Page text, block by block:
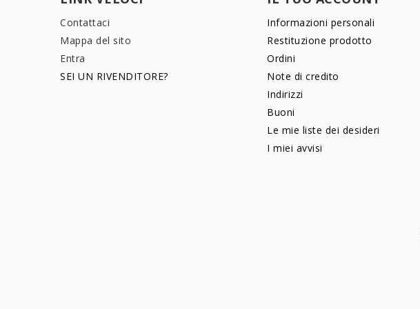
Contattaci
Mappa del sito
Entra
SEI UN RIVENDITORE?
Informazioni personali
Restituzione prodotto
Ordini
Note di credito
Indirizzi
Buoni
Le mie liste dei desideri
I miei avvisi